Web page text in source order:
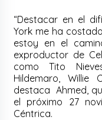
“Destacar en el
York me ha
estoy en el
exproductor de
como Tito
Hildemaro, Willie
destaca Ahmed,
el próximo 27
Céntrica.